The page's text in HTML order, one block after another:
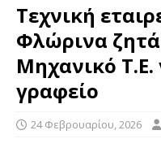
Τεχνική
Φλώρινα ζητά
Μηχανικό Τ.Ε.
γραφείο
24 Φεβρουαρίου, 2026